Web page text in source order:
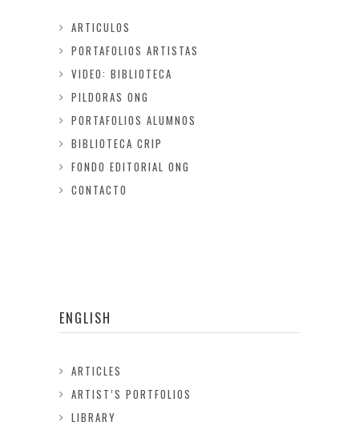
ARTICULOS
PORTAFOLIOS ARTISTAS
VIDEO: BIBLIOTECA
PILDORAS ONG
PORTAFOLIOS ALUMNOS
BIBLIOTECA CRIP
FONDO EDITORIAL ONG
CONTACTO
ENGLISH
ARTICLES
ARTIST’S PORTFOLIOS
LIBRARY